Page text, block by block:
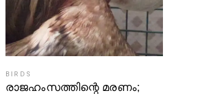
BIRDS
രാജഹംസത്തിന്റെ മരണം;